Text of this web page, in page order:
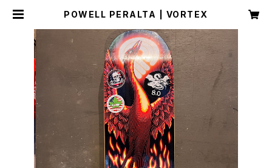
POWELL PERALTA | VORTEX